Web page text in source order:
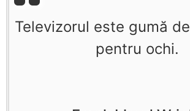
Televizorul este gumă
pentru ochi.